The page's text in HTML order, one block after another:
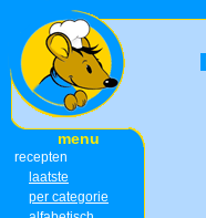
menu
recepten
laatste
per categorie